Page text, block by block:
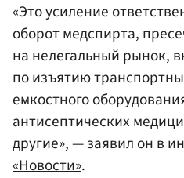
«Это усиление
оборот медспирта,
на нелегальный рынок,
по изъятию
емкостного
антисептических
другие», — заявил он в
«Новости».